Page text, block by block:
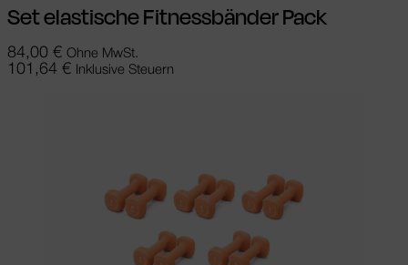
Set elastische Fitnessbänder Pack
84,00 € Ohne MwSt.
101,64 € Inklusive Steuern